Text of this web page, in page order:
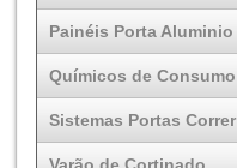
Painéis Porta Aluminio
Químicos de Consumo
Sistemas Portas Correr